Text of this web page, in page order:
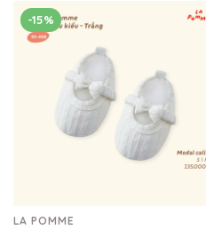
-15%
LA POMME